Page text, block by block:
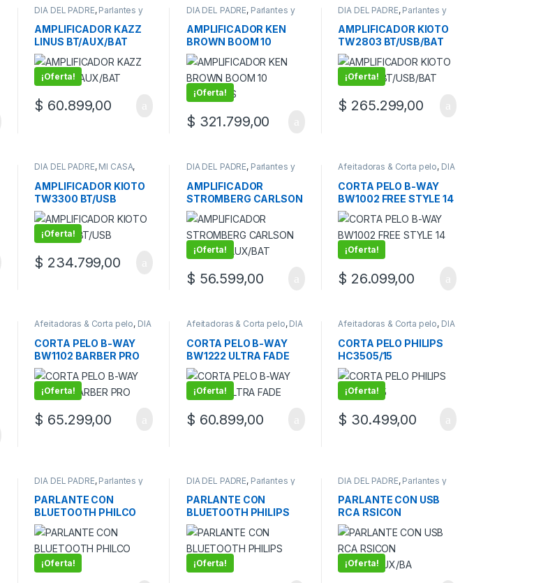
DIA DEL PADRE, Parlantes y
AMPLIFICADOR KAZZ
LINUS BT/AUX/BAT
¡Oferta!
$ 60.899,00
DIA DEL PADRE, Parlantes y
AMPLIFICADOR KEN
BROWN BOOM 10
BT/USB/BS
¡Oferta!
$ 321.799,00
DIA DEL PADRE, Parlantes y
AMPLIFICADOR KIOTO
TW2803 BT/USB/BAT
¡Oferta!
$ 265.299,00
DIA DEL PADRE, MI CASA,
AMPLIFICADOR KIOTO
TW3300 BT/USB
¡Oferta!
$ 234.799,00
DIA DEL PADRE, Parlantes y
AMPLIFICADOR
STROMBERG CARLSON
JOLT BT/AUX/BAT
¡Oferta!
$ 56.599,00
Afeitadoras & Corta pelo, DIA
CORTA PELO B-WAY
BW1002 FREE STYLE 14
PIEZAS
¡Oferta!
$ 26.099,00
Afeitadoras & Corta pelo, DIA
CORTA PELO B-WAY
BW1102 BARBER PRO
¡Oferta!
$ 65.299,00
Afeitadoras & Corta pelo, DIA
CORTA PELO B-WAY
BW1222 ULTRA FADE
¡Oferta!
$ 60.899,00
Afeitadoras & Corta pelo, DIA
CORTA PELO PHILIPS
HC3505/15
¡Oferta!
$ 30.499,00
DIA DEL PADRE, Parlantes y
Amplificadores
PARLANTE CON
BLUETOOTH PHILCO
DJP10P
¡Oferta!
DIA DEL PADRE, Parlantes y
Amplificadores
PARLANTE CON
BLUETOOTH PHILIPS
TAS7505
¡Oferta!
DIA DEL PADRE, Parlantes y
Amplificadores
PARLANTE CON USB
RCA RSICON
BT/USB/AUX/BA
¡Oferta!